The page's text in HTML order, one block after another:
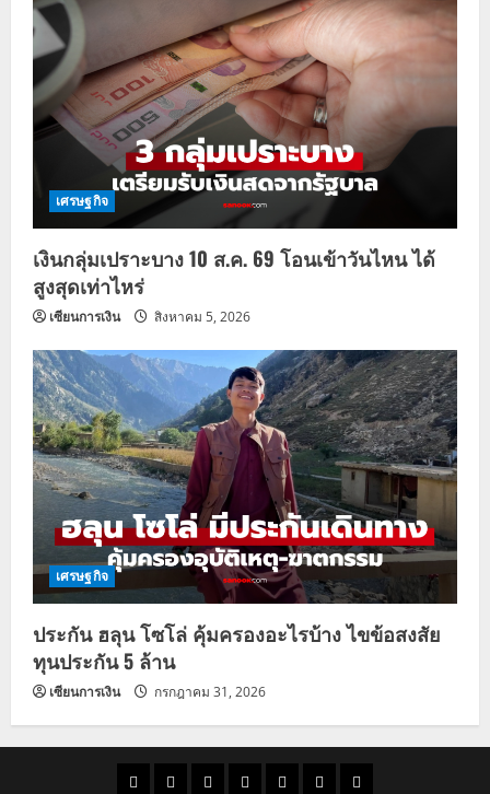
เศรษฐกิจ
เงินกลุ่มเปราะบาง 10 ส.ค. 69 โอนเข้าวันไหน ได้
สูงสุดเท่าไหร่
เซียนการเงิน สิงหาคม 5, 2026
เศรษฐกิจ
ประกัน ฮลุน โซโล่ คุ้มครองอะไรบ้าง ไขข้อสงสัย
ทุนประกัน 5 ล้าน
เซียนการเงิน กรกฎาคม 31, 2026
ราคาแนว ข่าว ข่าว ดูด ที่ ผู้ชาย